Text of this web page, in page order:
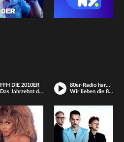
FFH DIE 2010ER
Das Jahrzehnt der Pokémons und DJ Tracks
80er-Radio harmony
Wir lieben die 80er!